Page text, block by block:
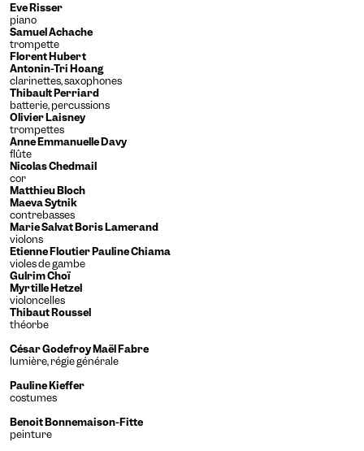
Temporaire
Achromatie
Modifie les couleurs pour
assurer un contraste
suffisant.
Arthrose
Agrandit et espace les
zones cliquables.
Cataracte
Augmente la taille des
couleurs de fonds et
éclaircit les textes.
Confort Visuel
Augmente le contraste et la
Eve Risser
piano
Samuel Achache
trompette
Florent Hubert
Antonin-Tri Hoang
clarinettes, saxophones
Thibault Perriard
batterie, percussions
Olivier Laisney
trompettes
Anne Emmanuelle Davy
flûte
Nicolas Chedmail
cor
Matthieu Bloch
Maeva Sytnik
contrebasses
Marie Salvat Boris Lamerand
violons
Etienne Floutier Pauline Chiama
violes de gambe
Gulrim Choï
Myrtille Hetzel
violoncelles
Thibaut Roussel
théorbe
César Godefroy Maël Fabre
lumière, régie générale
Pauline Kieffer
costumes
Benoit Bonnemaison-Fitte
peinture